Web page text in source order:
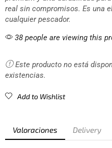
Con un precio de solo US$64.99
premium y alta durabilidad
cualquier pescador.
existencias.